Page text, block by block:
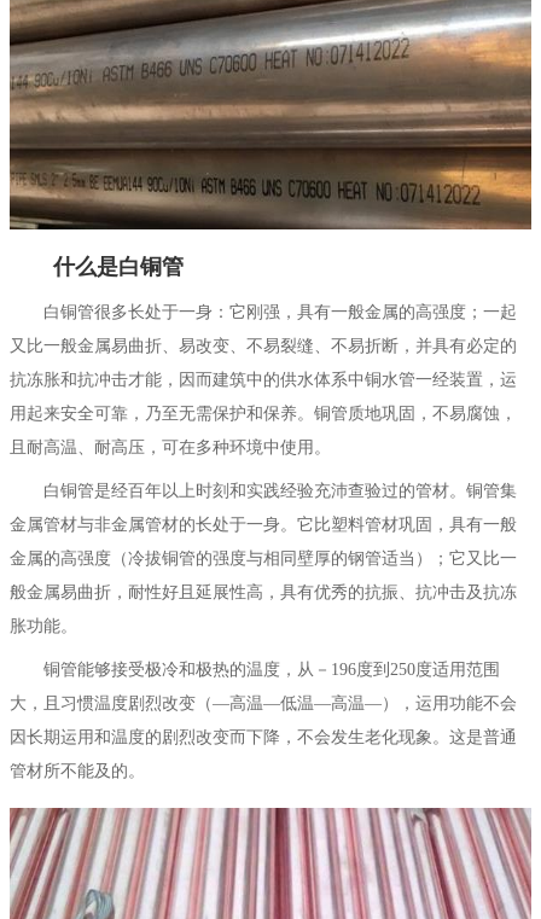
什么是白铜管
白铜管很多长处于一身：它刚强，具有一般金属的高强度；一起
又比一般金属易曲折、易改变、不易裂缝、不易折断，并具有必定的
抗冻胀和抗冲击才能，因而建筑中的供水体系中铜水管一经装置，运
用起来安全可靠，乃至无需保护和保养。铜管质地巩固，不易腐蚀，
且耐高温、耐高压，可在多种环境中使用。
白铜管是经百年以上时刻和实践经验充沛查验过的管材。铜管集
金属管材与非金属管材的长处于一身。它比塑料管材巩固，具有一般
金属的高强度（冷拔铜管的强度与相同壁厚的钢管适当）；它又比一
般金属易曲折，耐性好且延展性高，具有优秀的抗振、抗冲击及抗冻
胀功能。
铜管能够接受极冷和极热的温度，从－196度到250度适用范围
大，且习惯温度剧烈改变（—高温—低温—高温—），运用功能不会
因长期运用和温度的剧烈改变而下降，不会发生老化现象。这是普通
管材所不能及的。